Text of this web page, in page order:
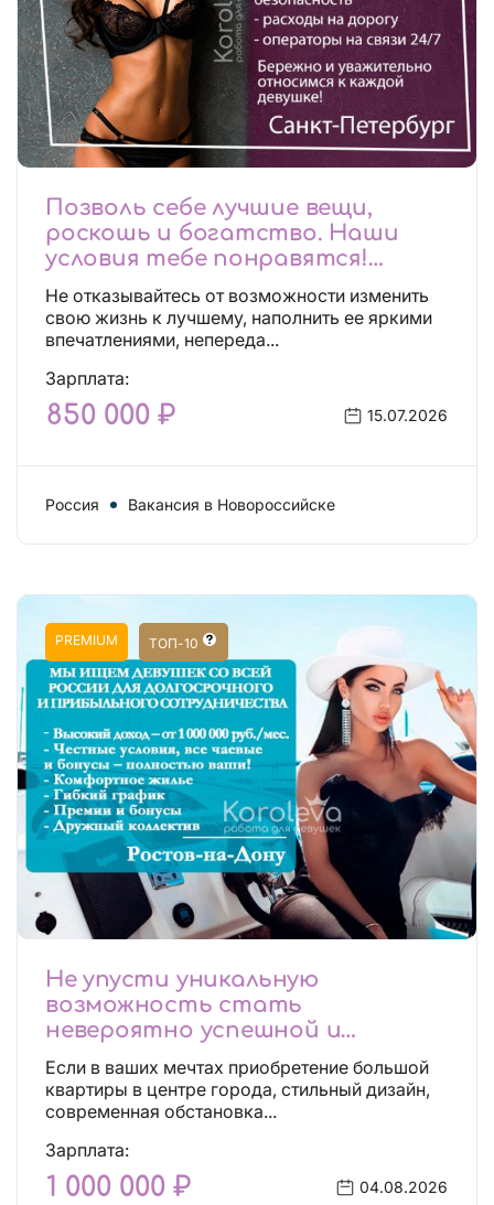
Позволь себе лучшие вещи,
роскошь и богатство. Наши
условия тебе понравятся!
Действительно отличные
условия и поддержка!
Не отказывайтесь от возможности изменить
свою жизнь к лучшему, наполнить ее яркими
впечатлениями, непереда...
Зарплата:
850 000 ₽ 15.07.2026
Россия Вакансия в Новороссийске
PREMIUM ТОП-10
Не упусти уникальную
возможность стать
невероятно успешной и
независимой!
Если в ваших мечтах приобретение большой
квартиры в центре города, стильный дизайн,
современная обстановка...
Зарплата:
1 000 000 ₽ 04.08.2026